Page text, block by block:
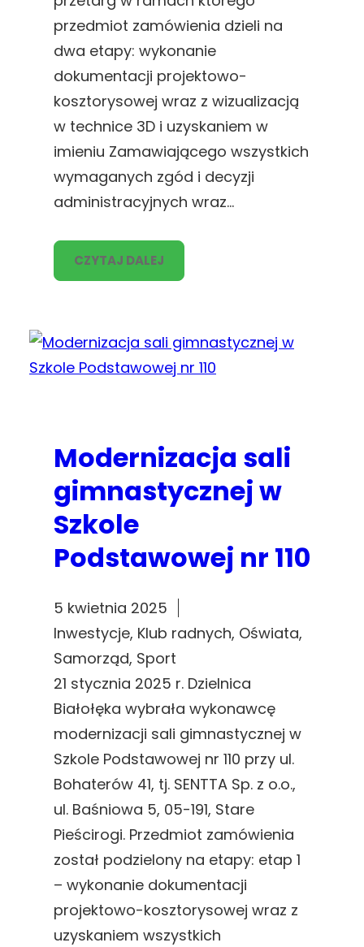
przedmiot zamówienia dzieli na
dwa etapy: wykonanie
dokumentacji projektowo-
kosztorysowej wraz z wizualizacją
w technice 3D i uzyskaniem w
imieniu Zamawiającego wszystkich
wymaganych zgód i decyzji
administracyjnych wraz…
CZYTAJ DALEJ
Modernizacja sali
gimnastycznej w
Szkole
Podstawowej nr 110
5 kwietnia 2025
Inwestycje, Klub radnych, Oświata
Samorząd, Sport
21 stycznia 2025 r. Dzielnica
Białołęka wybrała wykonawcę
modernizacji sali gimnastycznej w
Szkole Podstawowej nr 110 przy ul.
Bohaterów 41, tj. SENTTA Sp. z o.o.,
ul. Baśniowa 5, 05-191, Stare
Pieścirogi. Przedmiot zamówienia
został podzielony na etapy: etap 1
– wykonanie dokumentacji
projektowo-kosztorysowej wraz z
uzyskaniem wszystkich